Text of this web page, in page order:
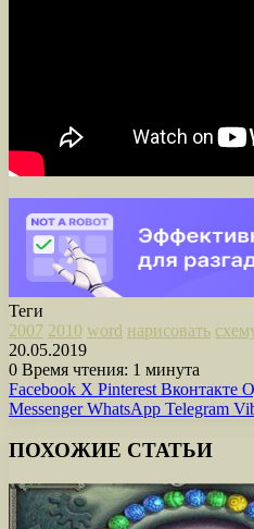
Теги
2007 2010 word нарисовать
20.05.2019
0 Время чтения: 1 минута
Facebook X Pinterest Вконтакте
Messenger WhatsApp Telegram
ПОХОЖИЕ СТАТЬИ